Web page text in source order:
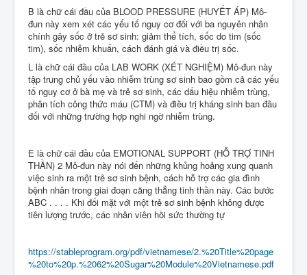
B là chữ cái đầu của BLOOD PRESSURE (HUYẾT ÁP) Mô-
đun này xem xét các yếu tố nguy cơ đối với ba nguyên nhân
chính gây sốc ở trẻ sơ sinh: giảm thể tích, sốc do tim (sốc
tim), sốc nhiễm khuẩn, cách đánh giá và điều trị sốc.
L là chữ cái đầu của LAB WORK (XÉT NGHIỆM) Mô-đun này
tập trung chủ yếu vào nhiễm trùng sơ sinh bao gồm cả các yếu
tố nguy cơ ở bà mẹ và trẻ sơ sinh, các dấu hiệu nhiễm trùng,
phân tích công thức máu (CTM) và điều trị kháng sinh ban đầu
đối với những trường hợp nghi ngờ nhiễm trùng.
E là chữ cái đầu của EMOTIONAL SUPPORT (HỖ TRỢ TINH
THẦN) 2 Mô-đun này nói đến những khủng hoảng xung quanh
việc sinh ra một trẻ sơ sinh bệnh, cách hỗ trợ các gia đình
bệnh nhân trong giai đoạn căng thẳng tinh thần này. Các bước
ABC . . . . Khi đối mặt với một trẻ sơ sinh bệnh không được
tiên lượng trước, các nhân viên hồi sức thường tự
https://stableprogram.org/pdf/vietnamese/2.%20Title%20page
%20to%20p.%2062%20Sugar%20Module%20Vietnamese.pdf